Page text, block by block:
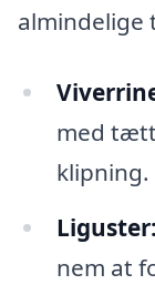
almindelige
med
klipning.
Liguster:
nem at